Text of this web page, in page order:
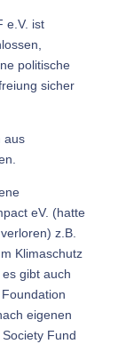
e.V. ist
politische
sicher
aus
eV. (hatte
z.B.
Klimaschutz
gibt auch
eigenen
Fund